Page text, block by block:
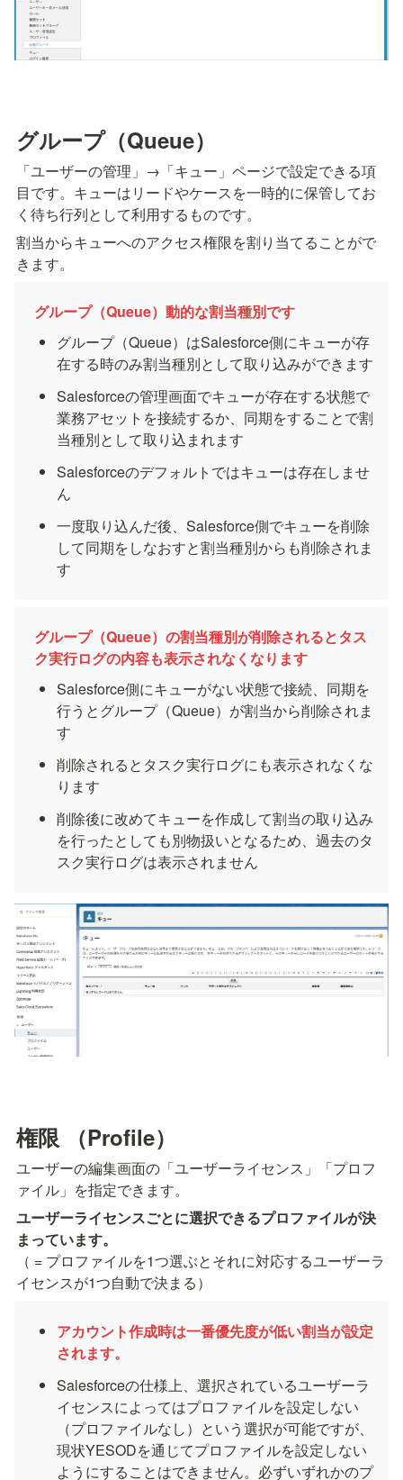
グループ（Queue）
「ユーザーの管理」→「キュー」ページで設定できる項
目です。キューはリードやケースを一時的に保管してお
く待ち行列として利用するものです。
割当からキューへのアクセス権限を割り当てることがで
きます。
グループ（Queue）動的な割当種別です
グループ（Queue）はSalesforce側にキューが存
在する時のみ割当種別として取り込みができます
Salesforceの管理画面でキューが存在する状態で
業務アセットを接続するか、同期をすることで割
当種別として取り込まれます
Salesforceのデフォルトではキューは存在しませ
ん
一度取り込んだ後、Salesforce側でキューを削除
して同期をしなおすと割当種別からも削除されま
す
グループ（Queue）の割当種別が削除されるとタス
ク実行ログの内容も表示されなくなります
Salesforce側にキューがない状態で接続、同期を
行うとグループ（Queue）が割当から削除されま
す
削除されるとタスク実行ログにも表示されなくな
ります
削除後に改めてキューを作成して割当の取り込み
を行ったとしても別物扱いとなるため、過去のタ
スク実行ログは表示されません
権限 （Profile）
ユーザーの編集画面の「ユーザーライセンス」「プロフ
ァイル」を指定できます。
ユーザーライセンスごとに選択できるプロファイルが決
（ = プロファイルを1つ選ぶとそれに対応するユーザーラ
イセンスが1つ自動で決まる）
アカウント作成時は一番優先度が低い割当が設定
されます。
Salesforceの仕様上、選択されているユーザーラ
イセンスによってはプロファイルを設定しない
（プロファイルなし）という選択が可能ですが、
現状YESODを通じてプロファイルを設定しない
ようにすることはできません。必ずいずれかのプ